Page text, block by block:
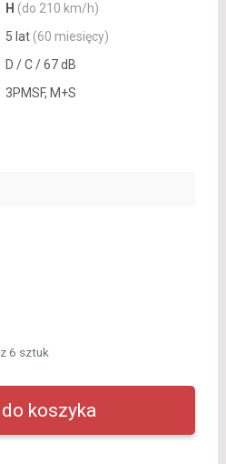
H (do 210 km/h)
5 lat (60 miesięcy)
D / C / 67 dB
3PMSF, M+S
z 6 sztuk